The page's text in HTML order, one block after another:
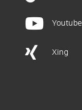
Youtube
Xing